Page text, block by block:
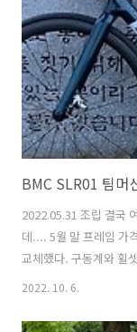
BMC SLR01 팀머
2022.05.31 조립 결국
데.... 5월 말 프레임 가
교체했다. 구동계와 휠
2022 딥블루 차대번호 :
타이어 : 타이어 피제로
2022. 10. 6.